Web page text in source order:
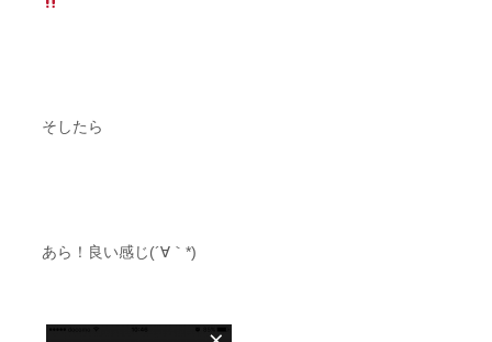
そしたら
あら！良い感じ(´∀｀*)